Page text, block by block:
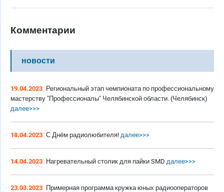
Комментарии
новости
19.04.2023 Региональный этап чемпионата по профессиональному
мастерству "Профессионалы" Челябинской области. (Челябинск)
далее>>>
18.04.2023 С Днём радиолюбителя! далее>>>
14.04.2023 Нагревательный столик для пайки SMD далее>>>
23.03.2023 Примерная программа кружка юных радиооператоров